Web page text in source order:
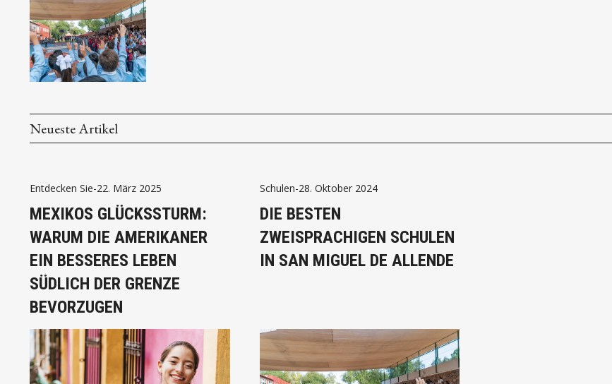
Neueste Artikel
Entdecken Sie-22. März 2025
MEXIKOS GLÜCKSSTURM:
WARUM DIE AMERIKANER
EIN BESSERES LEBEN
SÜDLICH DER GRENZE
BEVORZUGEN
Schulen-28. Oktober 2024
DIE BESTEN
ZWEISPRACHIGEN SCHULEN
IN SAN MIGUEL DE ALLENDE